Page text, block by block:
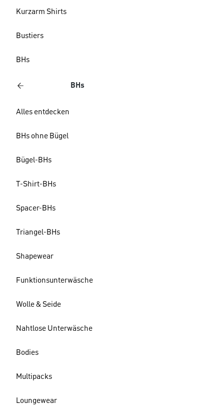
Kurzarm Shirts
Bustiers
BHs
BHs
Alles entdecken
BHs ohne Bügel
Bügel-BHs
T-Shirt-BHs
Spacer-BHs
Triangel-BHs
Shapewear
Funktionsunterwäsche
Wolle & Seide
Nahtlose Unterwäsche
Bodies
Multipacks
Loungewear